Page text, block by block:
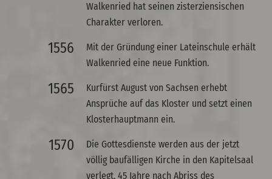
Walkenried hat seinen zisterziensischen
Charakter verloren.
1556
Mit der Gründung einer Lateinschule erhält
Walkenried eine neue Funktion.
1565
Kurfürst August von Sachsen erhebt
Ansprüche auf das Kloster und setzt einen
Klosterhauptmann ein.
1570
Die Gottesdienste werden aus der jetzt
völlig baufälligen Kirche in den Kapitelsaal
verlegt, 45 Jahre nach Abriss des